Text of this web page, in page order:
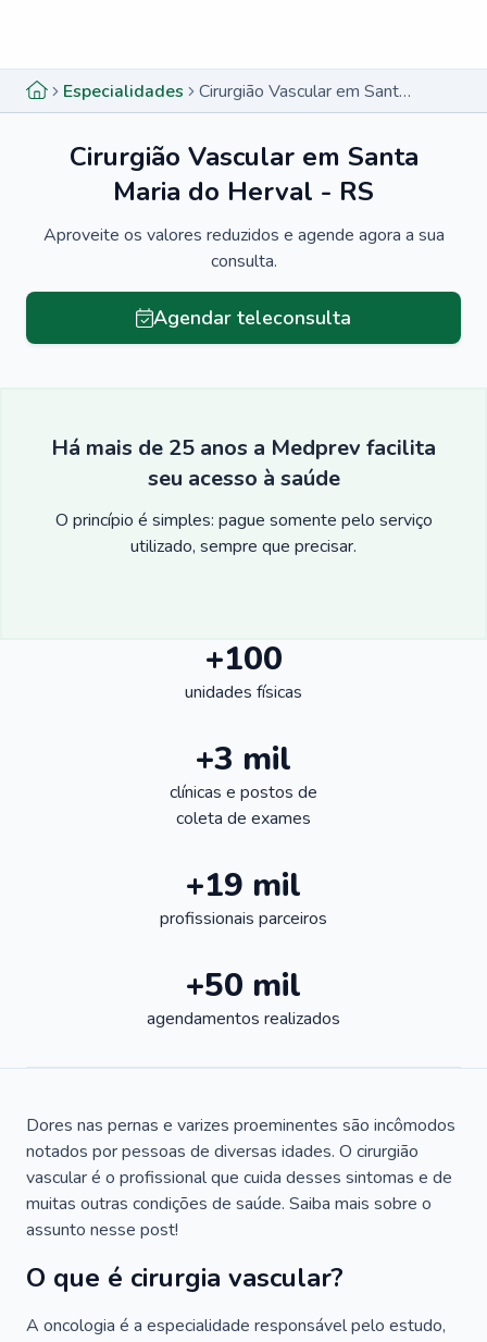
Especialidades Cirurgião Vascular em Santa Maria do Herval - RS
Cirurgião Vascular em Santa
Maria do Herval - RS
Aproveite os valores reduzidos e agende agora a sua
consulta.
Agendar teleconsulta
Há mais de 25 anos a Medprev facilita
seu acesso à saúde
O princípio é simples: pague somente pelo serviço
utilizado, sempre que precisar.
+100
unidades físicas
+3 mil
clínicas e postos de
coleta de exames
+19 mil
profissionais parceiros
+50 mil
agendamentos realizados
Dores nas pernas e varizes proeminentes são incômodos
notados por pessoas de diversas idades. O cirurgião
vascular é o profissional que cuida desses sintomas e de
muitas outras condições de saúde. Saiba mais sobre o
assunto nesse post!
O que é cirurgia vascular?
A oncologia é a especialidade responsável pelo estudo,